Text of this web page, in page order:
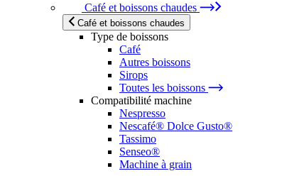
Café et boissons chaudes
Café et boissons chaudes
Type de boissons
Café
Autres boissons
Sirops
Toutes les boissons
Compatibilité machine
Nespresso
Nescafé® Dolce Gusto®
Tassimo
Senseo®
Machine à grain